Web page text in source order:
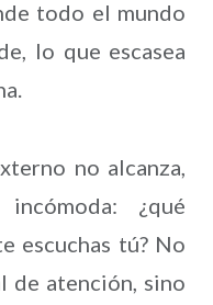
todo el mundo
lo que escasea
no alcanza,
¿qué
escuchas tú? No
de atención, sino